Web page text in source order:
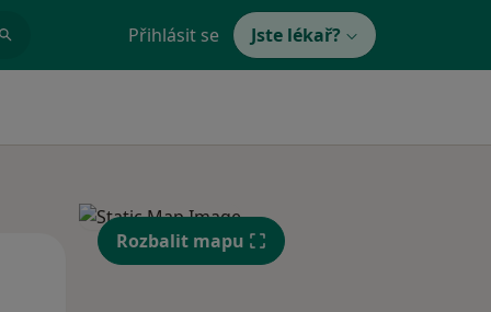
Přihlásit se Jste lékař?
Út St
Rozbalit mapu